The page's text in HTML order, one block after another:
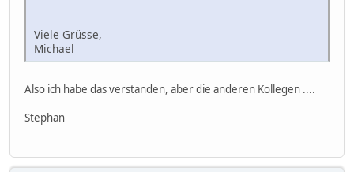
Viele Grüsse,
Michael
Also ich habe das verstanden, aber die anderen Kollegen ....
Stephan